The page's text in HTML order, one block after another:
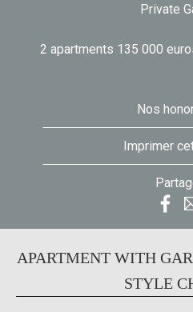
APARTMENT WITH
STYLE
Private
2 apartments 135 000
Nos
Imprimer